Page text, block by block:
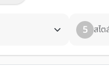
5 สไต